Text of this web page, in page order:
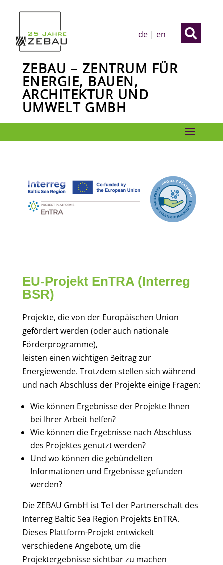

de | en
ZEBAU – ZENTRUM FÜR
ENERGIE, BAUEN,
ARCHITEKTUR UND
UMWELT GMBH
EU-Projekt EnTRA (Interreg
BSR)
Projekte, die von der Europäischen Union
gefördert werden (oder auch nationale
Förderprogramme),
leisten einen wichtigen Beitrag zur
Energiewende. Trotzdem stellen sich während
und nach Abschluss der Projekte einige Fragen:
Wie können Ergebnisse der Projekte Ihnen
bei Ihrer Arbeit helfen?
Wie können die Ergebnisse nach Abschluss
des Projektes genutzt werden?
Und wo können die gebündelten
Informationen und Ergebnisse gefunden
werden?
Die ZEBAU GmbH ist Teil der Partnerschaft des
Interreg Baltic Sea Region Projekts EnTRA.
Dieses Plattform-Projekt entwickelt
verschiedene Angebote, um die
Projektergebnisse sichtbar zu machen